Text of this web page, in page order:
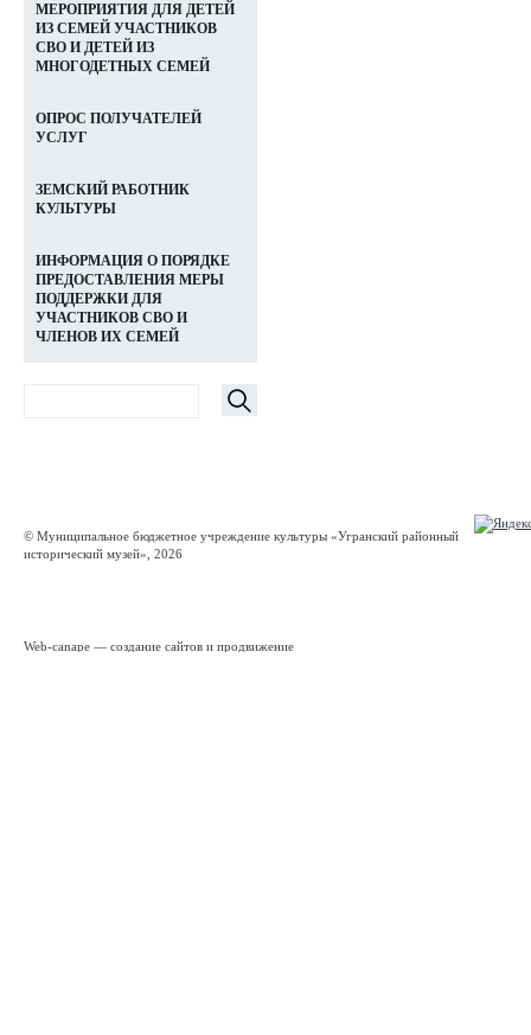
МЕРОПРИЯТИЯ ДЛЯ ДЕТЕЙ
ИЗ СЕМЕЙ УЧАСТНИКОВ
СВО И ДЕТЕЙ ИЗ
МНОГОДЕТНЫХ СЕМЕЙ
ОПРОС ПОЛУЧАТЕЛЕЙ
УСЛУГ
ЗЕМСКИЙ РАБОТНИК
КУЛЬТУРЫ
ИНФОРМАЦИЯ О ПОРЯДКЕ
ПРЕДОСТАВЛЕНИЯ МЕРЫ
ПОДДЕРЖКИ ДЛЯ
УЧАСТНИКОВ СВО И
ЧЛЕНОВ ИХ СЕМЕЙ
© Муниципальное бюджетное учреждение культуры «Угранский районный
исторический музей», 2026
Web-canape — создание сайтов и продвижение